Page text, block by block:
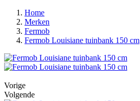
Home
Merken
Fermob
Fermob Louisiane tuinbank 150 cm
Vorige
Volgende